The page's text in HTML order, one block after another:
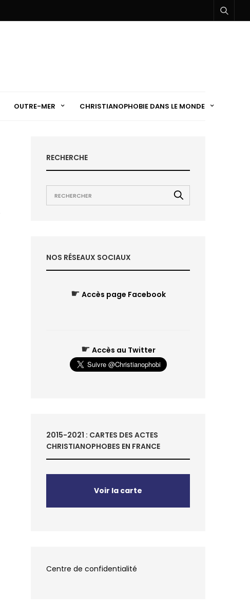
OUTRE-MER CHRISTIANOPHOBIE DANS LE MONDE
RECHERCHE
NOS RÉSEAUX SOCIAUX
☛ Accès page Facebook
☛ Accès au Twitter
2015-2021 : CARTES DES ACTES
CHRISTIANOPHOBES EN FRANCE
Voir la carte
Centre de confidentialité